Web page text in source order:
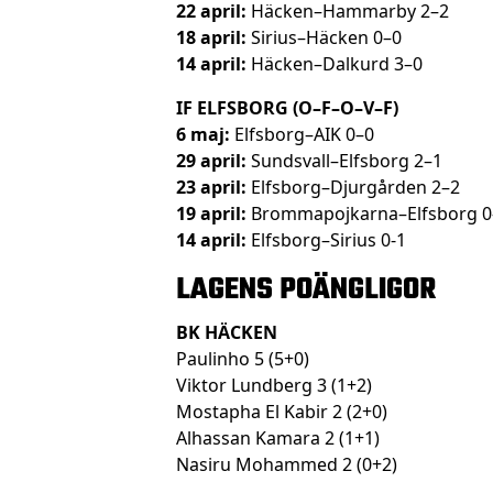
22 april: Häcken–Hammarby 2–2
18 april: Sirius–Häcken 0–0
14 april: Häcken–Dalkurd 3–0
IF ELFSBORG (O–F–O–V–F)
6 maj: Elfsborg–AIK 0–0
29 april: Sundsvall–Elfsborg 2–1
23 april: Elfsborg–Djurgården 2–2
19 april: Brommapojkarna–Elfsborg
14 april: Elfsborg–Sirius 0-1
LAGENS POÄNGLIGOR
BK HÄCKEN
Paulinho 5 (5+0)
Viktor Lundberg 3 (1+2)
Mostapha El Kabir 2 (2+0)
Alhassan Kamara 2 (1+1)
Nasiru Mohammed 2 (0+2)